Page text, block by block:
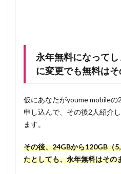
永年無料になって
に変更でも無料はそ
仮にあなたがyoume mobile
申し込んで、その後2人紹介
ます。
その後、24GBから120GB（
たとしても、永年無料はその